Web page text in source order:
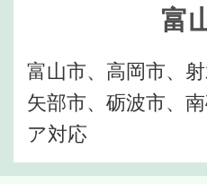
富
富山市、高岡市、
矢部市、砺波市、
ア対応